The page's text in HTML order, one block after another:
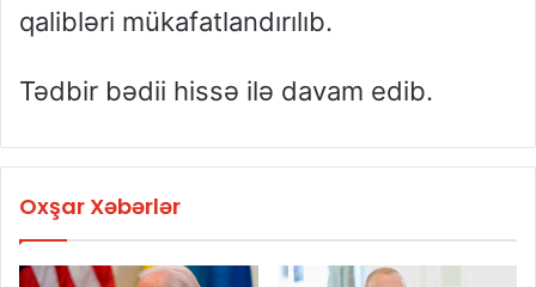
qalibləri mükafatlandırılıb.
Tədbir bədii hissə ilə davam edib.
Oxşar Xəbərlər